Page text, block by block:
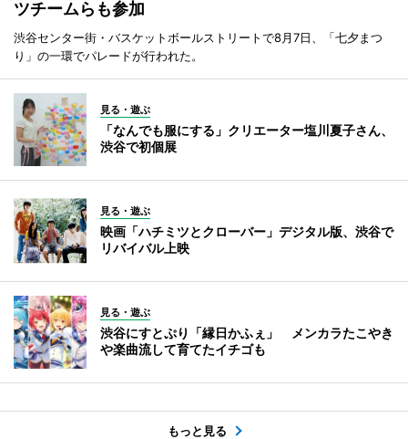
ツチームらも参加
渋谷センター街・バスケットボールストリートで8月7日、「七夕まつ
り」の一環でパレードが行われた。
見る・遊ぶ
「なんでも服にする」クリエーター塩川夏子さん、
渋谷で初個展
見る・遊ぶ
映画「ハチミツとクローバー」デジタル版、渋谷で
リバイバル上映
見る・遊ぶ
渋谷にすとぷり「縁日かふぇ」 メンカラたこやき
や楽曲流して育てたイチゴも
もっと見る